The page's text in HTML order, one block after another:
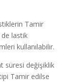
Tamir
lastik
kullanılabilir.
süresi değişiklik
Tamir edilse